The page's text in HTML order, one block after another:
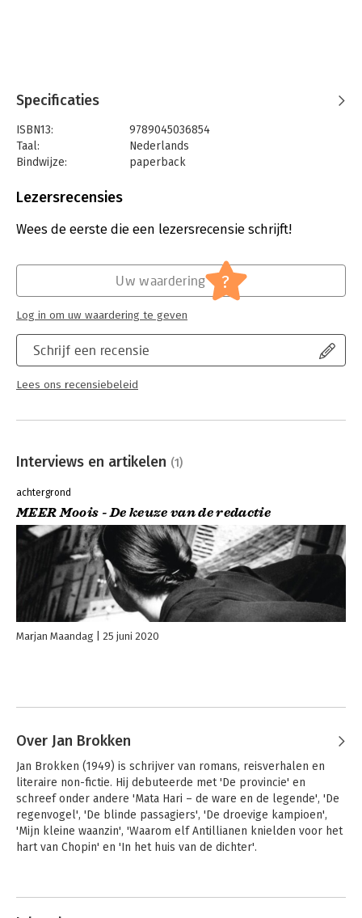
Specificaties
ISBN13:
9789045036854
Taal:
Nederlands
Bindwijze:
paperback
Uitgever:
Verschijningsdatum:
26-6-2018
Literatuur en romans
Lezersrecensies
Wees de eerste die een lezersrecensie schrijft!
Schrijf een recensie
Lees ons recensiebeleid
Uw waardering ?
Log in om uw waardering te geven
Interviews en artikelen (1)
achtergrond
MEER Moois - De keuze van de redactie
Marjan Maandag 25 juni 2020
Over Jan Brokken
Jan Brokken (1949) is schrijver van romans, reisverhalen en
literaire non-fictie. Hij debuteerde met 'De provincie' en
schreef onder andere 'Mata Hari – de ware en de legende', 'De
regenvogel', 'De blinde passagiers', 'De droevige kampioen',
'Mijn kleine waanzin', 'Waarom elf Antillianen knielden voor het
hart van Chopin' en 'In het huis van de dichter'.
Als schrijver heeft hij internationale faam verworven - The New
Andere boeken door Jan Brokken